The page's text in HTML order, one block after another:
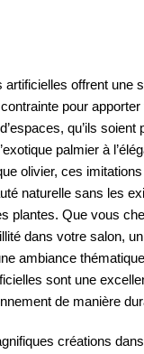
artificielles offrent une
pour
qu’ils soient
palmier à
olivier, ces
naturelle sans les
plantes. Que vous
dans votre salon,
ambiance
sont une
de manière
créations